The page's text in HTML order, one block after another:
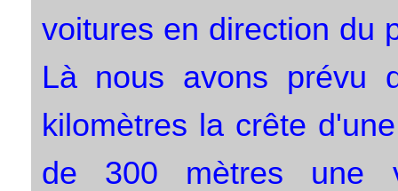
voitures en direction du
Là nous avons prévu
kilomètres la crête
de 300 mètres une